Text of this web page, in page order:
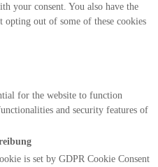
your consent. You also have the
out of some of these cookies
for the website to function
and security features of
is set by GDPR Cookie Consent